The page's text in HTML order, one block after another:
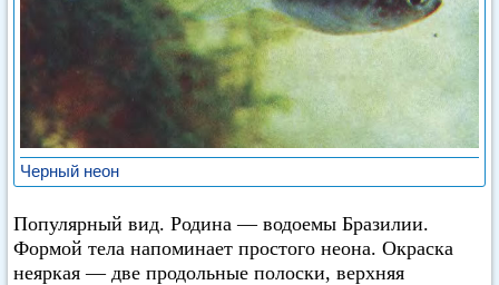
Черный неон
Популярный вид. Родина — водоемы Бразилии.
Формой тела напоминает простого неона. Окраска
неяркая — две продольные полоски, верхняя